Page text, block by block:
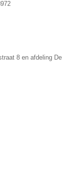
8 en afdeling De